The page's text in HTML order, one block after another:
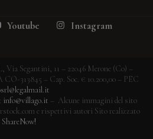
Youtube Instagram
Segantini, 11 – 22046 Merone (Co) –
313845 – Cap. Soc. € 10.200,00 – PEC
info@villago.it – Alcune immagini del sito
e rispettivi autori Sito realizzato
ShareNow!